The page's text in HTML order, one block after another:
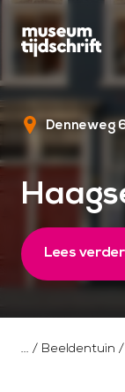
p
t
c
Denneweg
Lees verder
/ Beeldentuin /